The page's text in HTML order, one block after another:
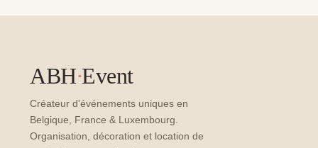
ABH·Event
Créateur d'événements uniques en
Belgique, France & Luxembourg.
Organisation, décoration et location de